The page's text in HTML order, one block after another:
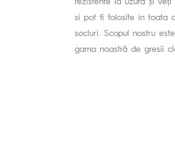
si pot fi folosite in toata
socluri. Scopul nostru
gama noastră de gresii